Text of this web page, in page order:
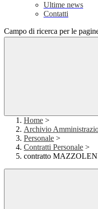
Ultime news
Contatti
Campo di ricerca per le
Home >
Archivio
Personale >
Contratti Personale >
contratto